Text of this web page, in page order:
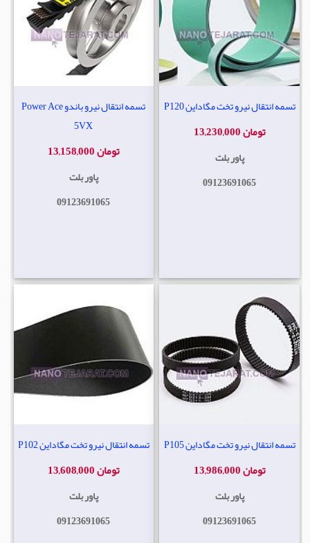
تسمه انتقال نیرو باندو Power Ace
5VX
13,158,000 تومان
پاور بلت
09123691065
تسمه انتقال نیرو تخت مگاداین P120
13,230,000 تومان
پاور بلت
09123691065
تسمه انتقال نیرو تخت مگاداین P102
13,608,000 تومان
پاور بلت
09123691065
تسمه انتقال نیرو تخت مگاداین P105
13,986,000 تومان
پاور بلت
09123691065